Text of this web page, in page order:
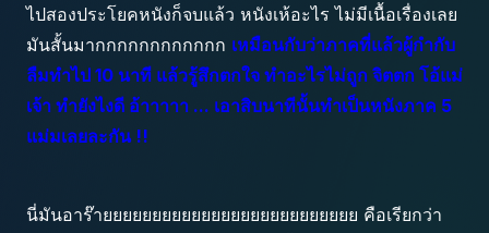
ไปสองประโยคหนังก็จบแล้ว หนังเห้อะไร ไม่มีเนื้อเรื่องเลย
มันสั้นมากกกกกกกกกกกก เหมือนกับว่าภาคที่แล้วผู้กำกับ
ลืมทำไป 10 นาที แล้วรู้สึกตกใจ ทำอะไรไม่ถูก จิตตก โอ้แม่
เจ้า ทำยังไงดี อ้าาาาา ... เอาสิบนาทีนั้นทำเป็นหนังภาค 5
แม่มเลยละกัน !!
นี่มันอาร๊ายยยยยยยยยยยยยยยยยยยยยยยยยย คือเรียกว่า